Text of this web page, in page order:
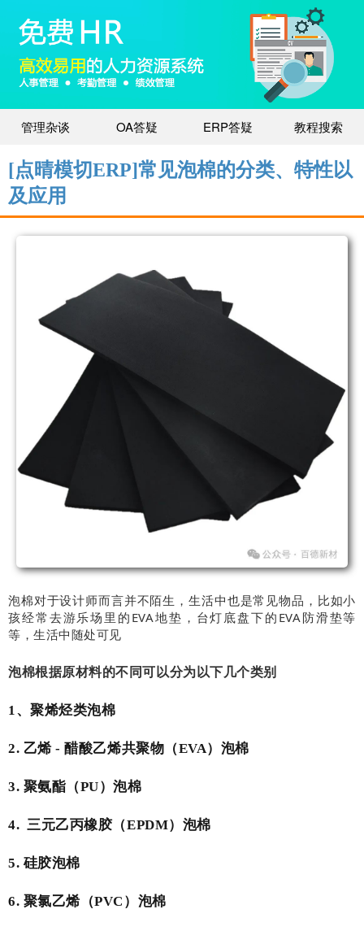
管理杂谈 OA答疑 ERP答疑 教程搜索
[点晴模切ERP]常见泡棉的分类、特性以
及应用
泡棉对于设计师而言并不陌生，生活中也是常见物品，比如小
孩经常去游乐场里的EVA地垫，台灯底盘下的EVA防滑垫等
等，生活中随处可见
泡棉根据原材料的不同可以分为以下几个类别
1、聚烯烃类泡棉
2. 乙烯-醋酸乙烯共聚物（EVA）泡棉
3. 聚氨酯（PU）泡棉
4. 三元乙丙橡胶（EPDM）泡棉
5. 硅胶泡棉
6. 聚氯乙烯（PVC ）泡棉